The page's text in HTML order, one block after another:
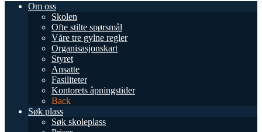
Om oss
Skolen
Ofte stilte spørsmål
Våre tre gylne regler
Organisasjonskart
Styret
Ansatte
Fasiliteter
Kontorets åpningstider
Back
Søk plass
Søk skoleplass